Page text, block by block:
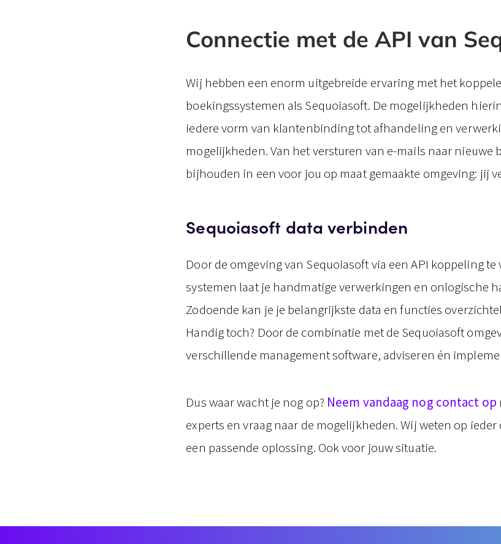
Connectie met de API van
Wij hebben een enorm uitgebreide ervaring met het
boekingssystemen als Sequoiasoft. De mogelijkheden
iedere vorm van klantenbinding tot afhandeling en
mogelijkheden. Van het versturen van e-mails naar nieuwe
bijhouden in een voor jou op maat gemaakte omgeving: jij
Sequoiasoft data verbinden
Door de omgeving van Sequoiasoft via een API koppeling
systemen laat je handmatige verwerkingen en onlogische
Zodoende kan je je belangrijkste data en functies
Handig toch? Door de combinatie met de Sequoiasoft
verschillende management software, adviseren én
Dus waar wacht je nog op? Neem vandaag nog contact op
experts en vraag naar de mogelijkheden. Wij weten op
een passende oplossing. Ook voor jouw situatie.